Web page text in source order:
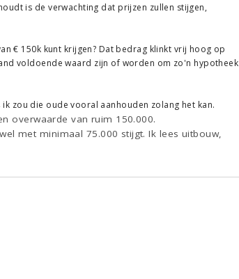
is de verwachting dat prijzen zullen stijgen,
€ 150k kunt krijgen? Dat bedrag klinkt vrij hoog op
voldoende waard zijn of worden om zo'n hypotheek
zou die oude vooral aanhouden zolang het kan.
overwaarde van ruim 150.000.
met minimaal 75.000 stijgt. Ik lees uitbouw,